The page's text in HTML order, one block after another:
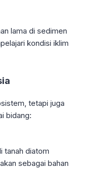
lama di sedimen
kondisi iklim
tetapi juga
bidang:
tanah diatom
sebagai bahan